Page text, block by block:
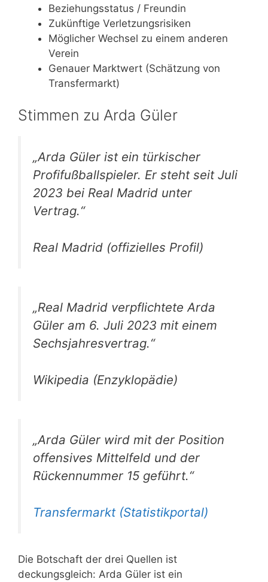
Beziehungsstatus / Freundin
Zukünftige Verletzungsrisiken
Möglicher Wechsel zu einem anderen
Verein
Genauer Marktwert (Schätzung von
Transfermarkt)
Stimmen zu Arda Güler
„Arda Güler ist ein türkischer
Profifußballspieler. Er steht seit Juli
2023 bei Real Madrid unter
Vertrag.“
Real Madrid (offizielles Profil)
„Real Madrid verpflichtete Arda
Güler am 6. Juli 2023 mit einem
Sechsjahresvertrag.“
Wikipedia (Enzyklopädie)
„Arda Güler wird mit der Position
offensives Mittelfeld und der
Rückennummer 15 geführt.“
Transfermarkt (Statistikportal)
Die Botschaft der drei Quellen ist
deckungsgleich: Arda Güler ist ein